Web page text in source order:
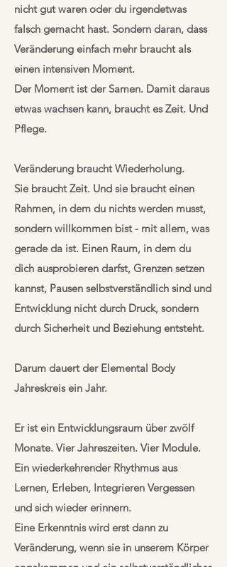
nicht gut waren oder du irgendetwas
falsch gemacht hast. Sondern daran, dass
Veränderung einfach mehr braucht als
einen intensiven Moment.
Der Moment ist der Samen. Damit daraus
etwas wachsen kann, braucht es Zeit. Und
Pflege.
Veränderung braucht Wiederholung.
Sie braucht Zeit. Und sie braucht einen
Rahmen, in dem du nichts werden musst,
sondern willkommen bist - mit allem, was
gerade da ist. Einen Raum, in dem du
dich ausprobieren darfst, Grenzen setzen
kannst, Pausen selbstverständlich sind und
Entwicklung nicht durch Druck, sondern
durch Sicherheit und Beziehung entsteht.
Darum dauert der Elemental Body
Jahreskreis ein Jahr.
Er ist ein Entwicklungsraum über zwölf
Monate. Vier Jahreszeiten. Vier Module.
Ein wiederkehrender Rhythmus aus
Lernen, Erleben, Integrieren Vergessen
und sich wieder erinnern.
Eine Erkenntnis wird erst dann zu
Veränderung, wenn sie in unserem Körper